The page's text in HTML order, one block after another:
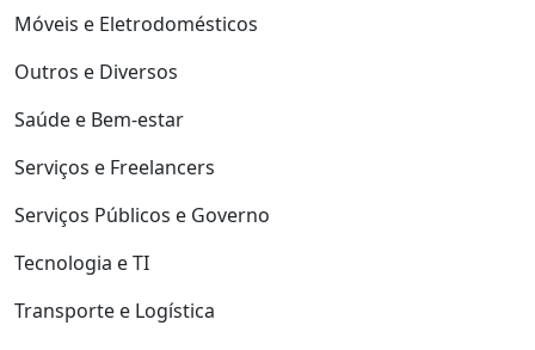
Móveis e Eletrodomésticos
Outros e Diversos
Saúde e Bem-estar
Serviços e Freelancers
Serviços Públicos e Governo
Tecnologia e TI
Transporte e Logística